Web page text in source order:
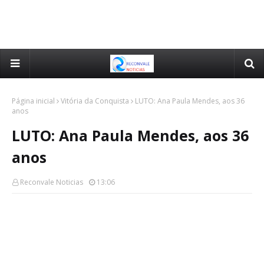
Página inicial Vitória da Conquista
LUTO: Ana Paula Mendes, aos 36
anos
LUTO: Ana Paula Mendes, aos 36
anos
Reconvale Noticias 13:06